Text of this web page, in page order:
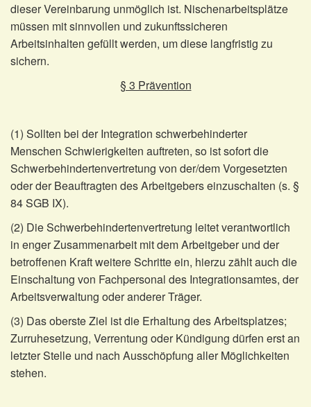
dieser Vereinbarung unmöglich ist. Nischenarbeitsplätze
müssen mit sinnvollen und zukunftssicheren
Arbeitsinhalten gefüllt werden, um diese langfristig zu
sichern.
§ 3 Prävention
(1) Sollten bei der Integration schwerbehinderter
Menschen Schwierigkeiten auftreten, so ist sofort die
Schwerbehindertenvertretung von der/dem Vorgesetzten
oder der Beauftragten des Arbeitgebers einzuschalten (s. §
84 SGB IX).
(2) Die Schwerbehindertenvertretung leitet verantwortlich
in enger Zusammenarbeit mit dem Arbeitgeber und der
betroffenen Kraft weitere Schritte ein, hierzu zählt auch die
Einschaltung von Fachpersonal des Integrationsamtes, der
Arbeitsverwaltung oder anderer Träger.
(3) Das oberste Ziel ist die Erhaltung des Arbeitsplatzes;
Zurruhesetzung, Verrentung oder Kündigung dürfen erst an
letzter Stelle und nach Ausschöpfung aller Möglichkeiten
stehen.